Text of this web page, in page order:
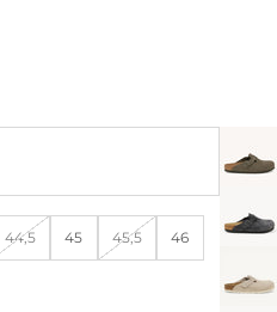
44,5 45 45,5 46